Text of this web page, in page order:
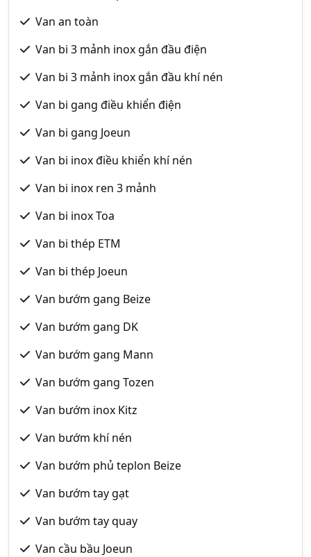
Van an toàn
Van bi 3 mảnh inox gắn đầu điện
Van bi 3 mảnh inox gắn đầu khí nén
Van bi gang điều khiển điện
Van bi gang Joeun
Van bi inox điều khiển khí nén
Van bi inox ren 3 mảnh
Van bi inox Toa
Van bi thép ETM
Van bi thép Joeun
Van bướm gang Beize
Van bướm gang DK
Van bướm gang Mann
Van bướm gang Tozen
Van bướm inox Kitz
Van bướm khí nén
Van bướm phủ teplon Beize
Van bướm tay gạt
Van bướm tay quay
Van cầu bầu Joeun